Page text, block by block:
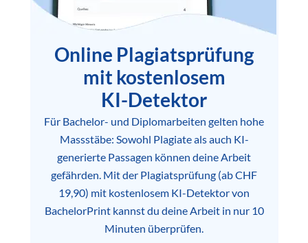
Online Plagiatsprüfung
mit kostenlosem
KI-Detektor
Für Bachelor- und Diplomarbeiten gelten hohe
Massstäbe: Sowohl Plagiate als auch KI-
generierte Passagen können deine Arbeit
gefährden. Mit der Plagiatsprüfung (ab CHF
19,90) mit kostenlosem KI-Detektor von
BachelorPrint kannst du deine Arbeit in nur 10
Minuten überprüfen.